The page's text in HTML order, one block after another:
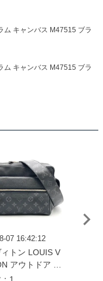
ム キャンバス M47515 ブラ
ム キャンバス M47515 ブラ
07 16:42:12
ィトン LOUIS V
アウトドア メ
ャー PM ショ
1